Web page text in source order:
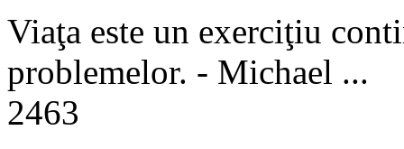
Viaţa este un exerciţiu
problemelor. - Michael ...
2463